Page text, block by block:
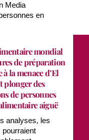
Media
en
mondial
de préparation
la menace d’El
plonger des
de personnes
aiguë
analyses, les